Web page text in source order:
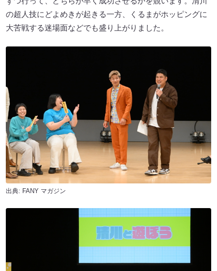
の超人技にどよめきが起きる一方、くるまがホッピングに
大苦戦する迷場面などでも盛り上がりました。
出典: FANY マガジン